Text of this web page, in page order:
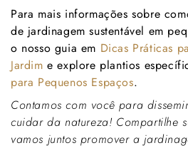
Para mais informações sobre
de jardinagem sustentável em
o nosso guia em Dicas Práticas
Jardim e explore plantios
para Pequenos Espaços.
Contamos com você para
cuidar da natureza! Compartilhe
vamos juntos promover a